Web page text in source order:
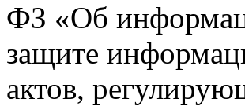
ФЗ «Об
защите
актов,